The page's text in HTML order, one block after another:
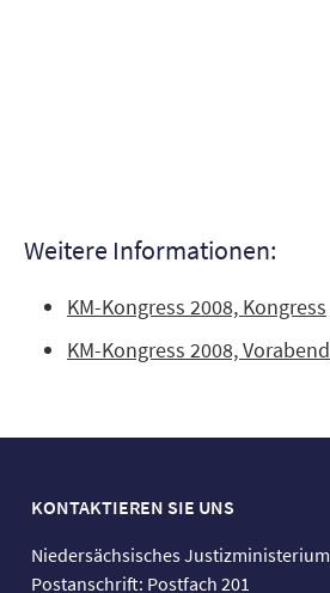
Weitere Informationen:
KM-Kongress 2008, Kongress
KM-Kongress 2008, Vorabend
KONTAKTIEREN SIE UNS
Niedersächsisches Justizministerium
Postanschrift: Postfach 201